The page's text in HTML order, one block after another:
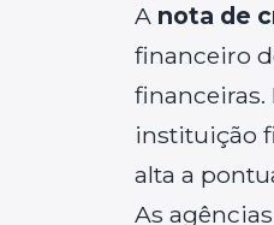
A nota de
financeiro
financeiras.
instituição
alta a
As